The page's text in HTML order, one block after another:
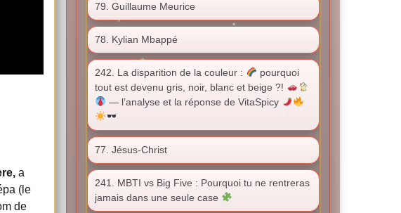
a
(le
de
79. Guillaume Meurice
78. Kylian Mbappé
242. La disparition de la couleur :
pourquoi
tout est devenu gris, noir, blanc et beige ?!
— l’analyse et la réponse de VitaSpicy
77. Jésus-Christ
241. MBTI vs Big Five : Pourquoi tu ne rentreras
jamais dans une seule case